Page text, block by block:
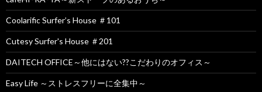
Coolarific Surfer’s House ＃101
Cutesy Surfer's House ＃201
DAITECH OFFICE～他にはない??こだわりのオフィス～
Easy Life ～ストレスフリーに全集中～